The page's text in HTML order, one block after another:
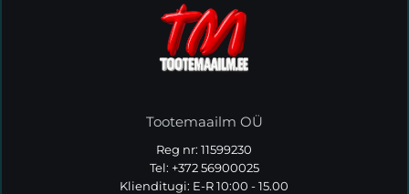
Tootemaailm OÜ
Reg nr: 11599230
Tel: +372 56900025
Klienditugi: E-R 10:00 - 15.00